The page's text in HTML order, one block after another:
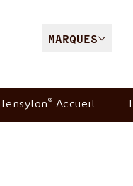
MARQUES
Tensylon® Accueil